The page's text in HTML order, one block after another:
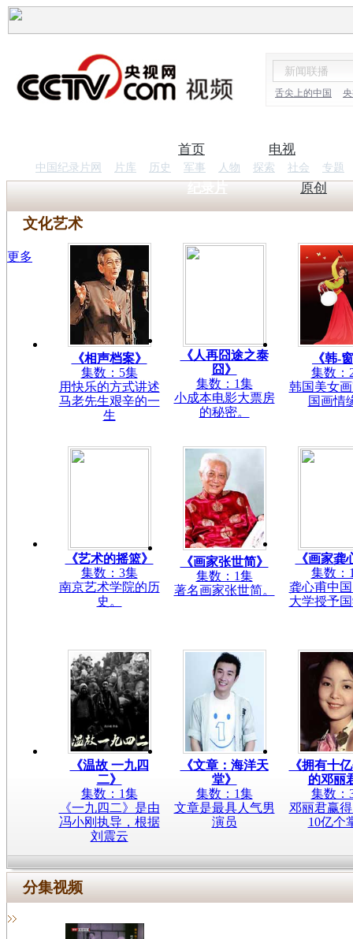
舌尖上的中国
首页 电视
纪录片
中国纪录片网 片库 历史 军事 人物 探索 社会 专题
原创
文化艺术
更多
《相声档案》
集数：5集
用快乐的方式讲述
马老先生艰辛的一
生
《人再囧途之泰
囧》
集数：1集
小成本电影大票房
的秘密。
《韩-
集数：
韩国美女
国画情
《艺术的摇篮》
集数：3集
南京艺术学院的历
史。
《画家张世简》
集数：1集
著名画家张世简。
《画家龚
集数：
龚心甫中
大学授予
《温故 一九四
二》
集数：1集
《一九四二》是由
冯小刚执导，根据
刘震云
《文章：海洋天
堂》
集数：1集
文章是最具人气男
演员
《拥有十
的邓丽
集数：
邓丽君赢
10亿个
分集视频